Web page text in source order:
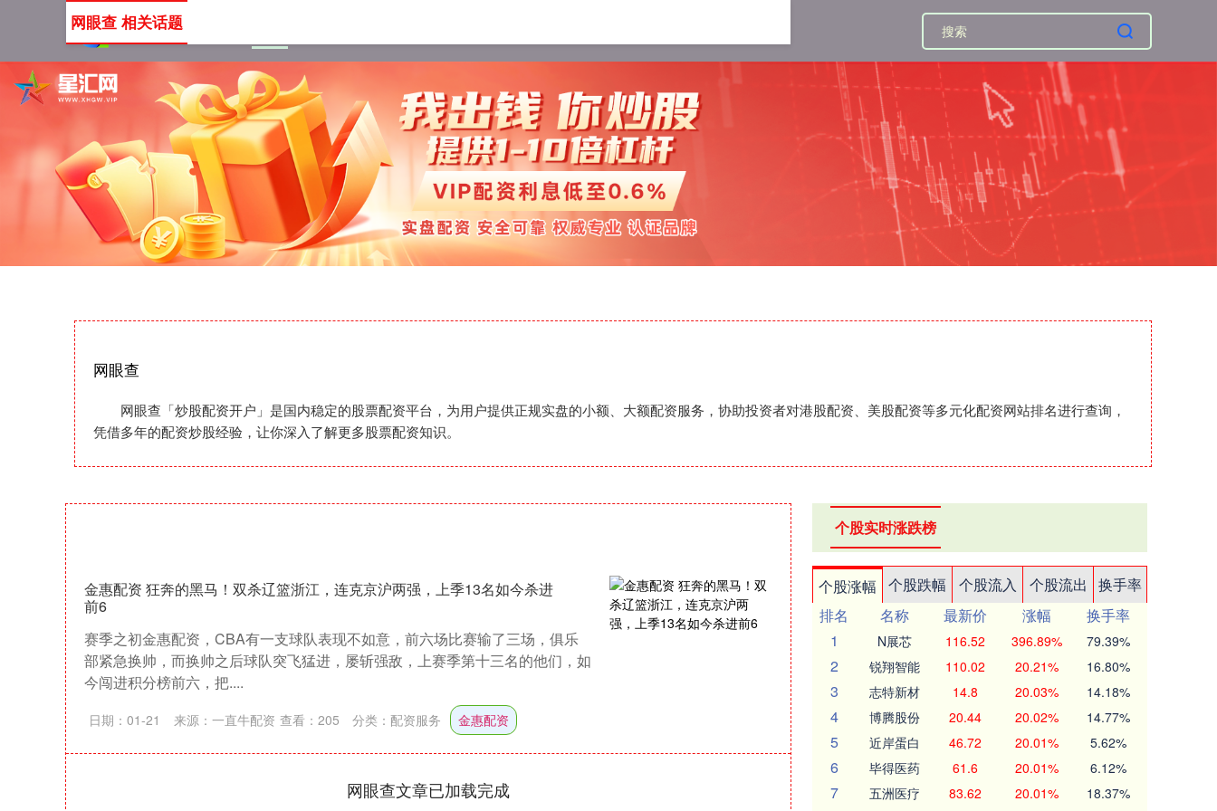
网眼查
网眼查「炒股配资开户」是国内稳定的股票配资平台，为用户提供正规实盘的小额、大额配资服务，协助投资者对港股配资、美股配资等多元化配资网站排名进行查询，
凭借多年的配资炒股经验，让你深入了解更多股票配资知识。
网眼查 相关话题
金惠配资 狂奔的黑马！双杀辽篮浙江，连克京沪两强，上季13名如今杀进
前6
赛季之初金惠配资，CBA有一支球队表现不如意，前六场比赛输了三场，俱乐
部紧急换帅，而换帅之后球队突飞猛进，屡斩强敌，上赛季第十三名的他们，如
今闯进积分榜前六，把....
日期：01-21 来源：一直牛配资 查看： 205 分类： 配资服务 金惠配资
网眼查文章已加载完成
个股实时涨跌榜
个股涨幅 个股跌幅 个股流入 个股流出
换手率
排名
名称 最新价 涨幅
换手率
1
N展芯 116.52 396.89% 79.39%
2 锐翔智能 110.02 20.21% 16.80%
3 志特新材 14.8 20.03% 14.18%
4 博腾股份 20.44 20.02% 14.77%
5 近岸蛋白 46.72 20.01% 5.62%
6 毕得医药 61.6 20.01% 6.12%
7 五洲医疗 83.62 20.01% 18.37%